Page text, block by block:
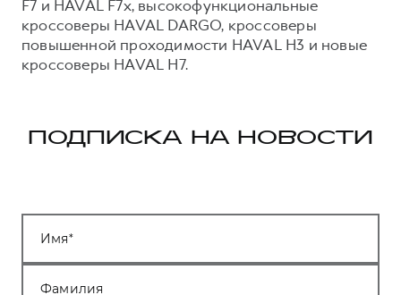
F7 и HAVAL F7x, высокофункциональные
кроссоверы HAVAL DARGO, кроссоверы
повышенной проходимости HAVAL H3 и новые
кроссоверы HAVAL H7.
ПОДПИСКА НА НОВОСТИ
Имя
Фамилия